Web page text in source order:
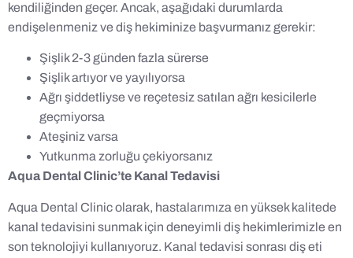
kendiliğinden geçer. Ancak, aşağıdaki durumlarda
endişelenmeniz ve diş hekiminize başvurmanız gerekir:
Şişlik 2-3 günden fazla sürerse
Şişlik artıyor ve yayılıyorsa
Ağrı şiddetliyse ve reçetesiz satılan ağrı kesicilerle
geçmiyorsa
Ateşiniz varsa
Yutkunma zorluğu çekiyorsanız
Aqua Dental Clinic’te Kanal Tedavisi
Aqua Dental Clinic olarak, hastalarımıza en yüksek kalitede
kanal tedavisini sunmak için deneyimli diş hekimlerimizle en
son teknolojiyi kullanıyoruz. Kanal tedavisi sonrası diş eti